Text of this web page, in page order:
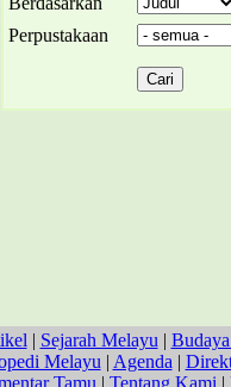
Perpustakaan
| Sejarah Melayu |
Melayu | Agenda |
Tamu | Tentang Kami |